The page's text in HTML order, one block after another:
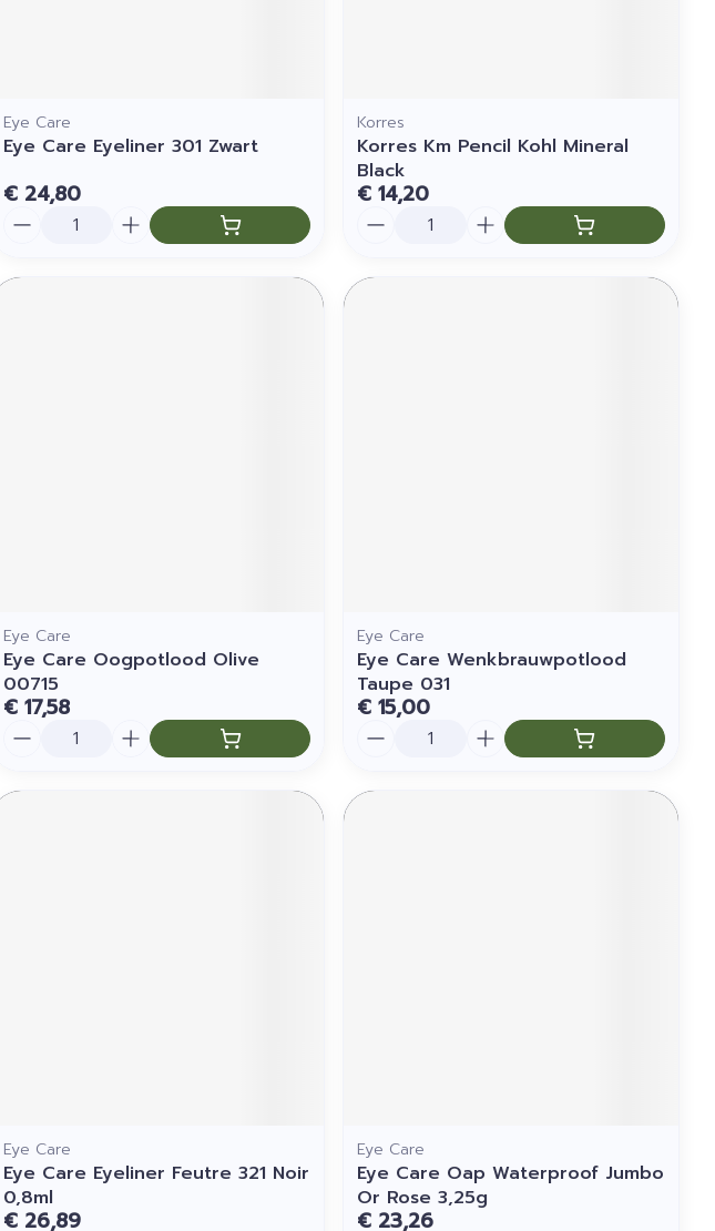
Eye Care
Eye Care Eyeliner 301 Zwart
€ 24,80
Korres
Korres Km Pencil Kohl Mineral
Black
€ 14,20
Eye Care
Eye Care Oogpotlood Olive
00715
€ 17,58
Eye Care
Eye Care Wenkbrauwpotlood
Taupe 031
€ 15,00
Eye Care
Eye Care Eyeliner Feutre 321 Noir
0,8ml
€ 26,89
Eye Care
Eye Care Oap Waterproof Jumbo
Or Rose 3,25g
€ 23,26